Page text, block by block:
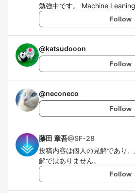
勉強中です。 Machine Leaning
Follow
@katsudooon
Follow
@neconeco
Follow
藤田 章吾@SF-28
投稿内容は個人の見解であり
解ではありません。
Follow